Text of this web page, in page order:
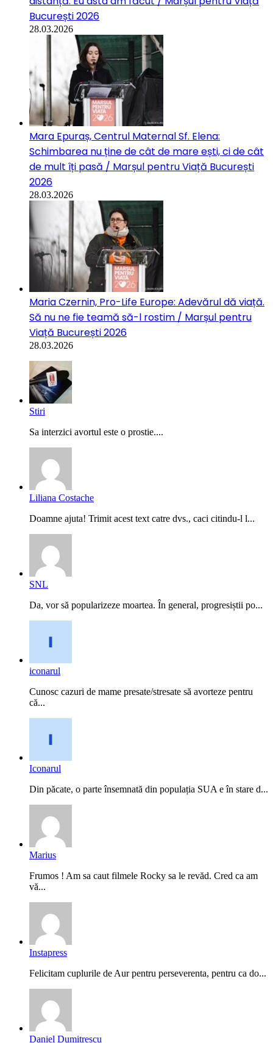
București 2026
28.03.2026
Mara Epuraș, Centrul Maternal Sf. Elena:
Schimbarea nu ține de cât de mare ești, ci de cât
de mult îți pasă / Marșul pentru Viață București
2026
28.03.2026
Maria Czernin, Pro-Life Europe: Adevărul dă viață.
Să nu ne fie teamă să-l rostim / Marșul pentru
Viață București 2026
28.03.2026
Stiri
Sa interzici avortul este o prostie....
Liliana Costache
Doamne ajuta! Trimit acest text catre dvs., caci citindu-l l...
SNL
Da, vor să popularizeze moartea. În general, progresiștii po...
iconarul
Cunosc cazuri de mame presate/stresate să avorteze pentru
că...
Iconarul
Din păcate, o parte însemnată din populația SUA e în stare d...
Marius
Frumos ! Am sa caut filmele Rocky sa le revăd. Cred ca am
vă...
Instapress
Felicitam cuplurile de Aur pentru perseverenta, pentru ca do...
Daniel Dumitrescu